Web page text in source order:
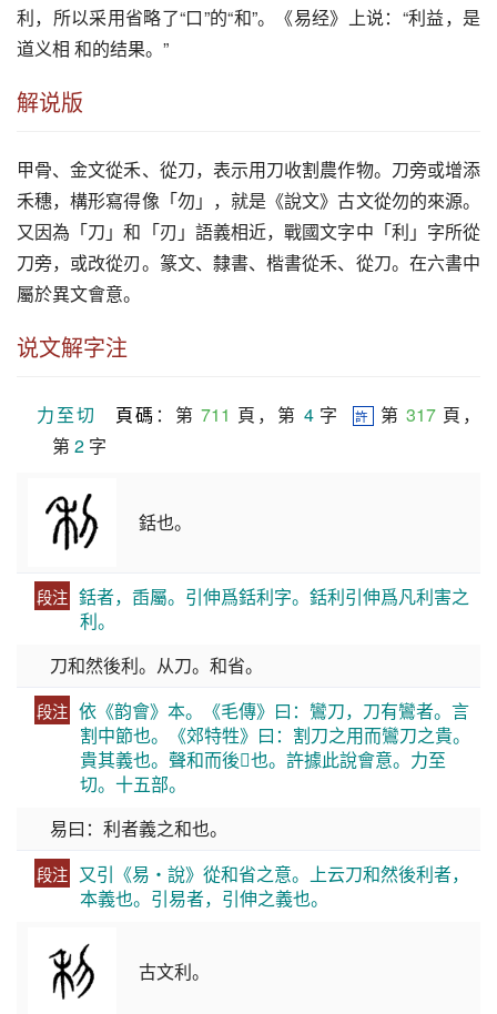
利，所以采用省略了“口”的“和”。《易经》上说：“利益，是
道义相 和的结果。”
解说版
甲骨、金文從禾、從刀，表示用刀收割農作物。刀旁或增添
禾穗，構形寫得像「勿」，就是《說文》古文從勿的來源。
又因為「刀」和「刃」語義相近，戰國文字中「利」字所從
刀旁，或改從刃。篆文、隸書、楷書從禾、從刀。在六書中
屬於異文會意。
说文解字注
力至切 頁碼 ：第 711 頁，第 4 字 許 第 317 頁，
第 2 字
銛也。
段注 銛者，臿屬。引伸爲銛利字。銛利引伸爲凡利害之
利。
刀和然後利。从刀。和省。
段注 依《韵會》本。《毛傳》曰：鸞刀，刀有鸞者。言
割中節也。《郊特牲》曰：割刀之用而鸞刀之貴。
貴其義也。聲和而後𣃔也。許據此說會意。力至
切。十五部。
易曰：利者義之和也。
段注 又引《易・說》從和省之意。上云刀和然後利者，
本義也。引易者，引伸之義也。
古文利。